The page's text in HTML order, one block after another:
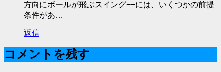
方向にボールが飛ぶスイング−−には、いくつかの前提
条件があ…
返信
コメントを残す